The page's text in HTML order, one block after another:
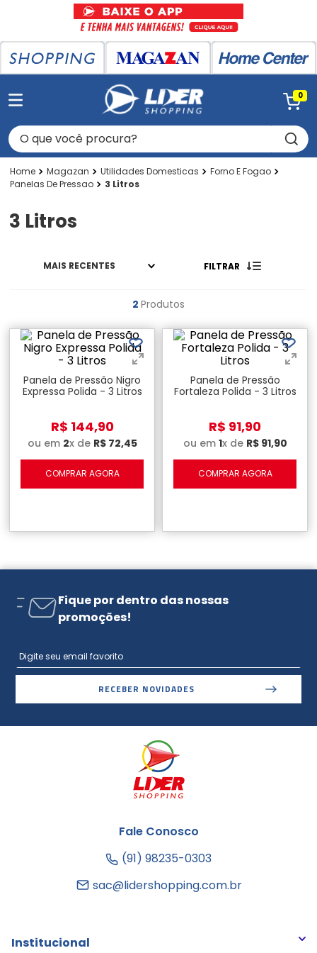
0
O que você procura?
Magazan Utilidades Domesticas
Forno E Fogao
Panelas De Pressao
3 Litros
3 Litros
MAIS RECENTES FILTRAR
2 Produtos
Panela de Pressão Nigro
Expressa Polida - 3 Litros
R$ 144,90
ou em 2x de R$ 72,45
COMPRAR AGORA
Panela de Pressão
Fortaleza Polida - 3 Litros
R$ 91,90
ou em 1x de R$ 91,90
COMPRAR AGORA
Fique por dentro das nossas
promoções!
RECEBER NOVIDADES
Fale Conosco
(91) 98235-0303
sac@lidershopping.com.br
Institucional